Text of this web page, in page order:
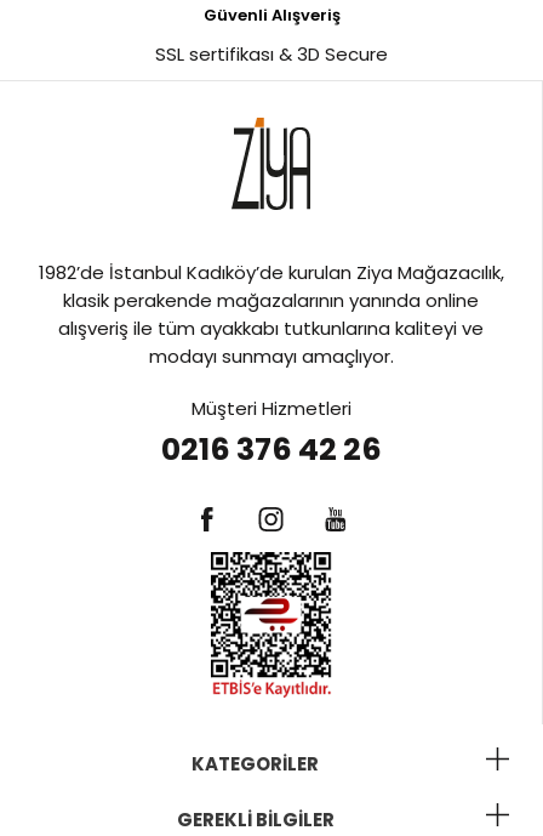
Güvenli Alışveriş
SSL sertifikası & 3D Secure
1982’de İstanbul Kadıköy’de kurulan Ziya Mağazacılık,
klasik perakende mağazalarının yanında online
alışveriş ile tüm ayakkabı tutkunlarına kaliteyi ve
modayı sunmayı amaçlıyor.
Müşteri Hizmetleri
0216 376 42 26
KATEGORILER
GEREKLI BILGILER